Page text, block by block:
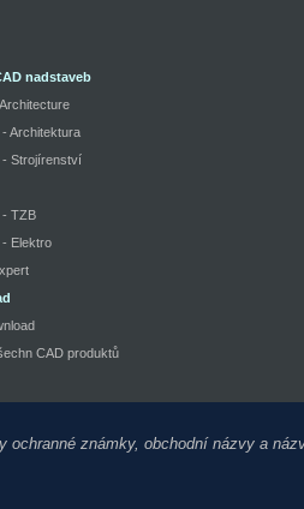
nadstaveb
Architektura
- Strojírenství
- TZB
Elektro
CAD produktů
ochranné známky, obchodní názvy a